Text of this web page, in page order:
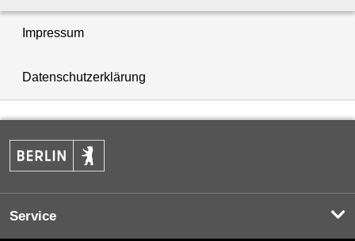
Impressum
Datenschutzerklärung
Service